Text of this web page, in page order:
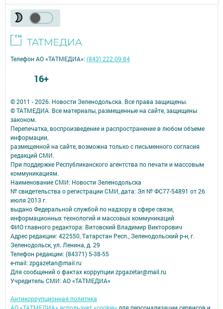
© 2011 - 2026. Новости Зеленодольска. Все права защищены.
© ТАТМЕДИА. Все материалы, размещенные на сайте, защищены
законом.
Перепечатка, воспроизведение и распространение в любом объеме
информации,
размещенной на сайте, возможна только с письменного согласия
редакций СМИ.
При поддержке Республиканского агентства по печати и массовым
коммуникациям.
Наименование СМИ: Новости Зеленодольска
№ свидетельства о регистрации СМИ, дата: Эл № ФС77-54891 от 26
июля 2013 г.
выдано Федеральной службой по надзору в сфере связи,
информационных технологий и массовых коммуникаций
ФИО главного редактора: Витовский Владимир Викторович
Адрес редакции: 422550, Татарстан Респ., Зеленодольский р-н, г.
Зеленодольск, ул. Ленина, д. 29
Телефон редакции: (84371) 5-38-55
e-mail: zpgazetan@mail.ru
Для сообщений о фактах коррупции zpgazetar@mail.ru
Учредитель СМИ: АО «ТАТМЕДИА»
Антикоррупционная политика
Телефон АО «ТАТМЕДИА»:(843) 222 09 84
16+